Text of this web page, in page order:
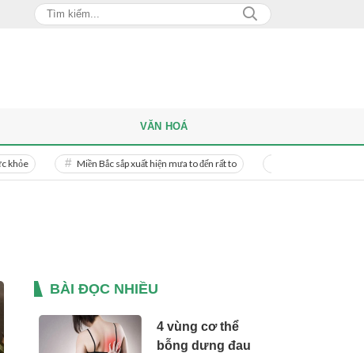
Miền Bắc sắp xuất hiện mưa to đến rất to Danh tính người phụ nữ bị bạn
VĂN HOÁ
BÀI ĐỌC NHIỀU
4 vùng cơ thể
bỗng dưng đau